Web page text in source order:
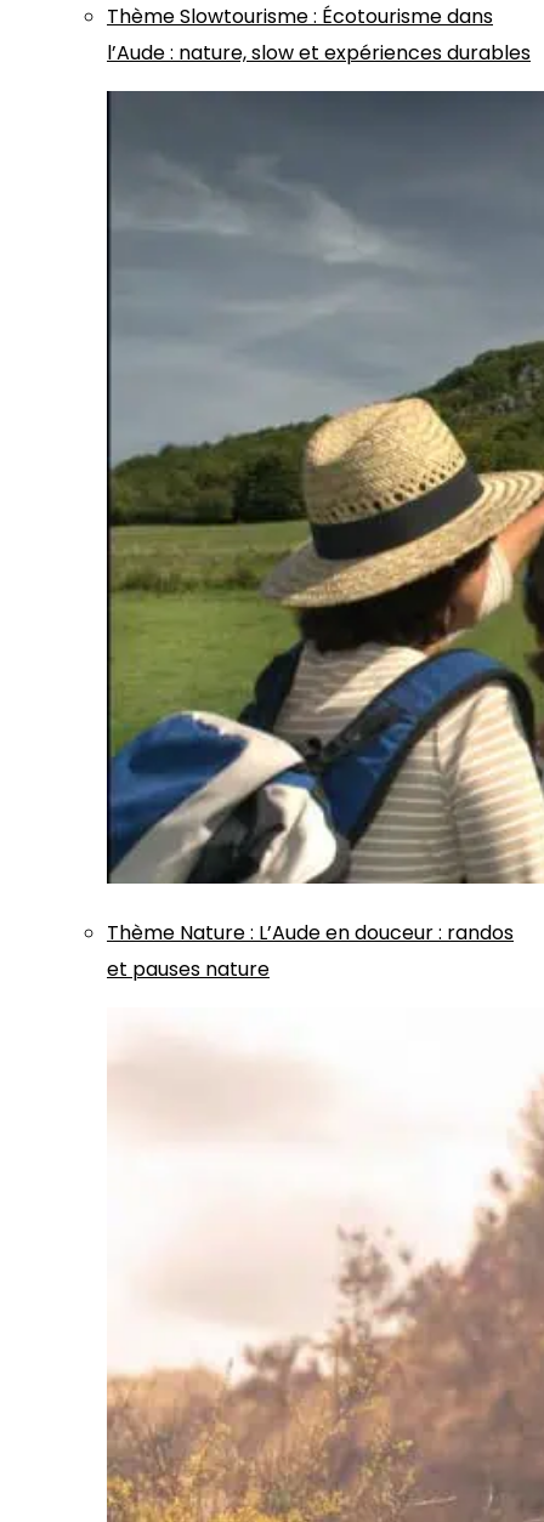
ThèmeSlowtourisme: Écotourisme dans
l’Aude : nature, slow et expériences durables
Thème Nature: L’Aude en douceur : randos
et pauses nature